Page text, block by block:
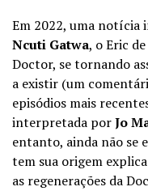
Em 2022, uma
Ncuti Gatwa, o Eric de
Doctor, se tornando
a existir (um
episódios mais
interpretada porJo
entanto, ainda não se
tem sua origem
as regenerações da